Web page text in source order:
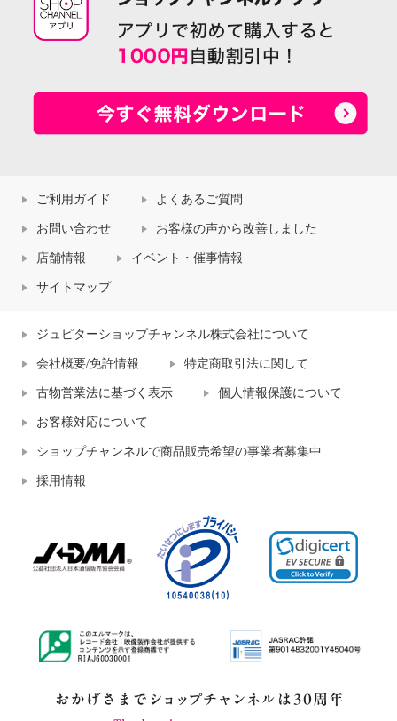
ご利用ガイド よくあるご質問
お問い合わせ お客様の声から改善しました
店舗情報 イベント・催事情報
サイトマップ
ジュピターショップチャンネル株式会社について
会社概要/免許情報 特定商取引法に関して
古物営業法に基づく表示 個人情報保護について
お客様対応について
ショップチャンネルで商品販売希望の事業者募集中
採用情報